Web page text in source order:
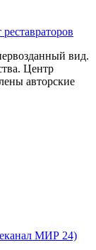
вид.
Центр
авторские
МИР 24)